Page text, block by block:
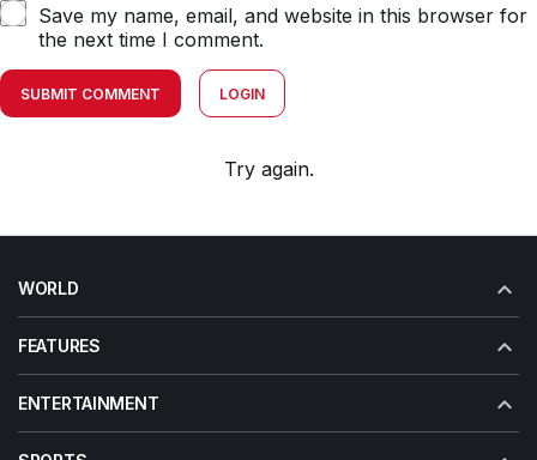
Save my name, email, and website in this browser for
the next time I comment.
SUBMIT COMMENT LOGIN
Try again.
WORLD
FEATURES
ENTERTAINMENT